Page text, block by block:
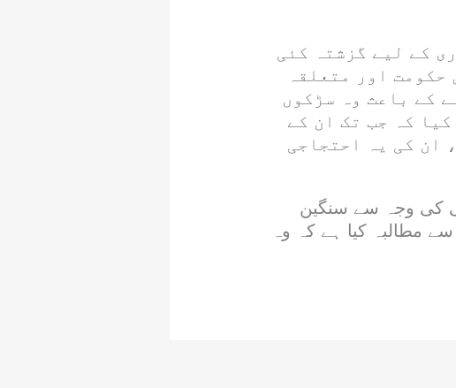
کے لیے گزشتہ کئی
اور متعلقہ
کے باعث وہ سڑکوں
کہ جب تک ان کے
ان کی یہ احتجاجی
کی وجہ سے سنگین
مطالبہ کیا ہے کہ وہ